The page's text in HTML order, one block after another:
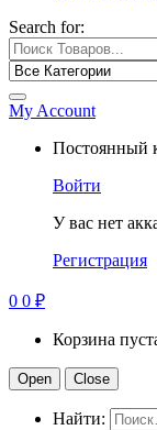
Search for:
My Account
Постоянный
Войти
У вас нет
Регистрация
0 0 ₽
Корзина
Open Close
Найти: